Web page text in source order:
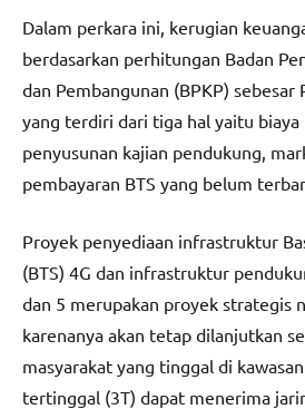
Dalam perkara ini, kerugian
berdasarkan perhitungan Badan
dan Pembangunan (BPKP) sebesar
yang terdiri dari tiga hal yaitu
penyusunan kajian pendukung,
pembayaran BTS yang belum
Proyek penyediaan infrastruktur
(BTS) 4G dan infrastruktur
dan 5 merupakan proyek strategis
karenanya akan tetap dilanjutkan
masyarakat yang tinggal di
tertinggal (3T) dapat menerima